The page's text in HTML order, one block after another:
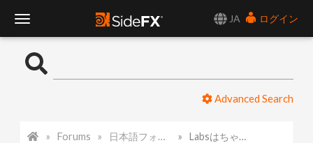
JA
ログイン
o
Advanced Search
Forums 日本語フォーラム Labsはちゃんとインストールされているがノードはほぼ表示されない